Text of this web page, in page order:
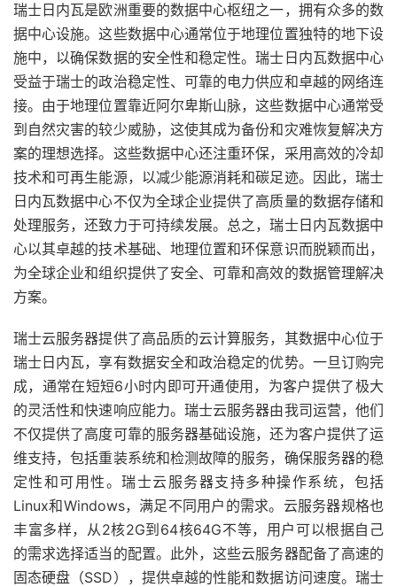
瑞士日内瓦是欧洲重要的数据中心枢纽之一，拥有众多的数
据中心设施。这些数据中心通常位于地理位置独特的地下设
施中，以确保数据的安全性和稳定性。瑞士日内瓦数据中心
受益于瑞士的政治稳定性、可靠的电力供应和卓越的网络连
接。由于地理位置靠近阿尔卑斯山脉，这些数据中心通常受
到自然灾害的较少威胁，这使其成为备份和灾难恢复解决方
案的理想选择。这些数据中心还注重环保，采用高效的冷却
技术和可再生能源，以减少能源消耗和碳足迹。因此，瑞士
日内瓦数据中心不仅为全球企业提供了高质量的数据存储和
处理服务，还致力于可持续发展。总之，瑞士日内瓦数据中
心以其卓越的技术基础、地理位置和环保意识而脱颖而出，
为全球企业和组织提供了安全、可靠和高效的数据管理解决
方案。
瑞士云服务器提供了高品质的云计算服务，其数据中心位于
瑞士日内瓦，享有数据安全和政治稳定的优势。一旦订购完
成，通常在短短6小时内即可开通使用，为客户提供了极大
的灵活性和快速响应能力。瑞士云服务器由我司运营，他们
不仅提供了高度可靠的服务器基础设施，还为客户提供了运
维支持，包括重装系统和检测故障的服务，确保服务器的稳
定性和可用性。瑞士云服务器支持多种操作系统，包括
Linux和Windows，满足不同用户的需求。云服务器规格也
丰富多样，从2核2G到64核64G不等，用户可以根据自己
的需求选择适当的配置。此外，这些云服务器配备了高速的
固态硬盘（SSD），提供卓越的性能和数据访问速度。瑞士